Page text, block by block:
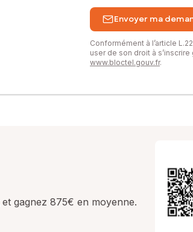
Envoyer ma
Conformément à l’article
user de son droit à
www.bloctel.gouv.fr.
et gagnez 875€ en moyenne.